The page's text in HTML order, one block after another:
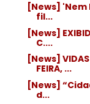
[News]
fil...
[News]
C....
[News] VIDAS
FEIRA, ...
[News]
d...